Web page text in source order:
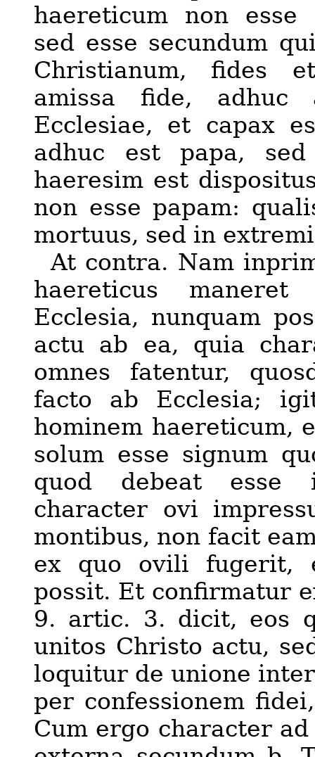
haereticum non esse
sed esse secundum
Christianum, fides et
amissa fide, adhuc
Ecclesiae, et capax
adhuc est papa,
haeresim est
non esse papam:
mortuus, sed in
At contra. Nam
haereticus
Ecclesia, nunquam
actu ab ea, quia
omnes fatentur,
facto ab Ecclesia;
hominem haereticum,
solum esse signum
quod debeat esse
character ovi
montibus, non facit
ex quo ovili fugerit,
possit. Et confirmatur
9. artic. 3. dicit, eos
unitos Christo actu,
loquitur de unione
per confessionem
Cum ergo character